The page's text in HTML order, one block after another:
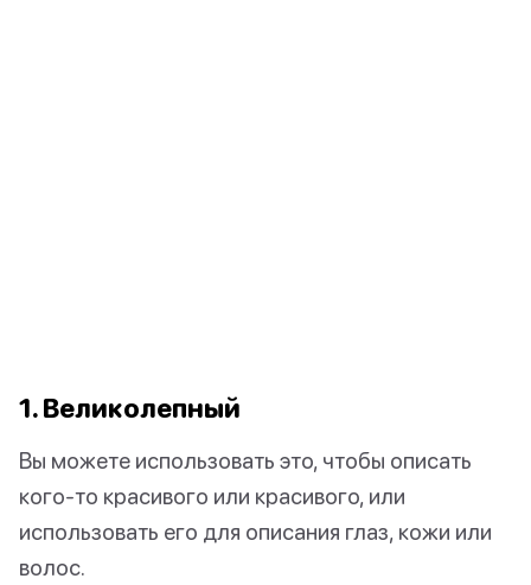
1. Великолепный
Вы можете использовать это, чтобы описать
кого-то красивого или красивого, или
использовать его для описания глаз, кожи или
волос.